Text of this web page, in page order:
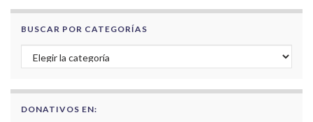
BUSCAR POR CATEGORÍAS
Buscar por categorías
DONATIVOS EN: